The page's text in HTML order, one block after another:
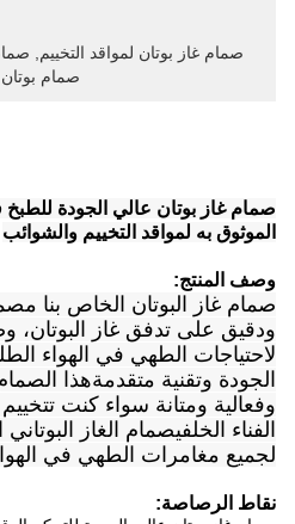
صمام غاز بوتان لمواقد التخييم
صمام
صمام غاز بوتان عالي الجودة للطبخ
الموثوق به لمواقد التخييم والشوائب
وصف المنتج:
صمام غاز البوتان الخاص بنا
ودقيق على تدفق غاز البوتان،
لاحتياجات الطهي في الهواء
الجودة وتقنية متقدمةهذا
وفعالية ومتانة سواء كنت
الفناء الخلفيصمام الغاز
لجميع مغامرات الطهي في
نقاط الرصاصة: